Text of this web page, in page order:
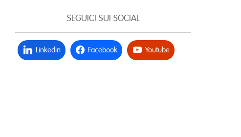
SEGUICI SUI SOCIAL
Linkedin Facebook Youtube